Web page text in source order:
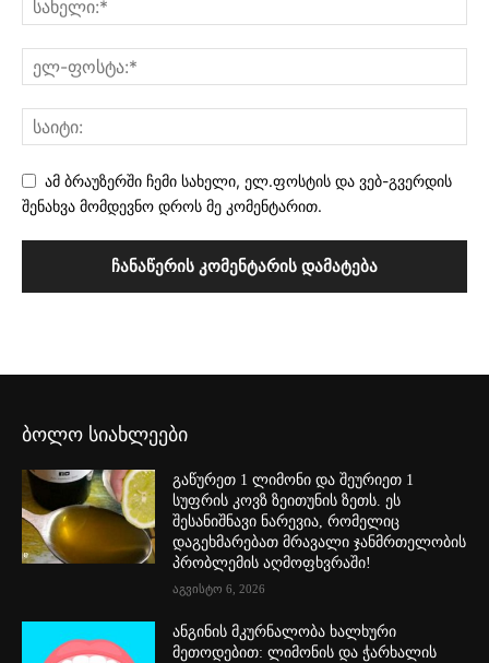
ამ ბრაუზერში ჩემი სახელი, ელ.ფოსტის და ვებ-გვერდის
შენახვა მომდევნო დროს მე კომენტარით.
ბოლო სიახლეები
გაწურეთ 1 ლიმონი და შეურიეთ 1
სუფრის კოვზ ზეითუნის ზეთს. ეს
შესანიშნავი ნარევია, რომელიც
დაგეხმარებათ მრავალი ჯანმრთელობის
პრობლემის აღმოფხვრაში!
აგვისტო 6, 2026
ანგინის მკურნალობა ხალხური
მეთოდებით: ლიმონის და ჭარხალის